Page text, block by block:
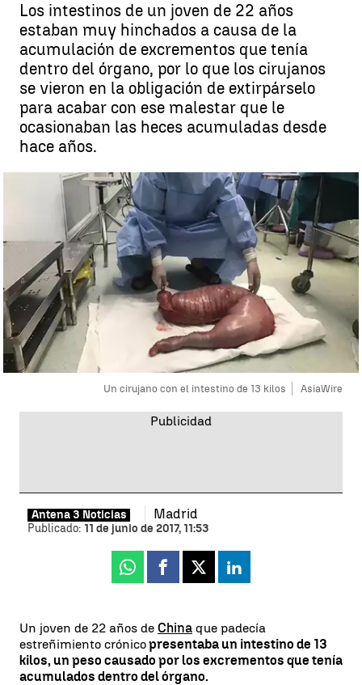
Los intestinos de un joven de 22 años
estaban muy hinchados a causa de la
acumulación de excrementos que tenía
dentro del órgano, por lo que los cirujanos
se vieron en la obligación de extirpárselo
para acabar con ese malestar que le
ocasionaban las heces acumuladas desde
hace años.
Un cirujano con el intestino de 13 kilos AsiaWire
Antena 3 Noticias Madrid
Publicado: 11 de junio de 2017, 11:53
Whatsapp
Facebook
X Linkedin
Un joven de 22 años de China que padecía
estreñimiento crónicopresentaba un intestino de 13
kilos, un peso causado por los excrementos que tenía
acumulados dentro del órgano.